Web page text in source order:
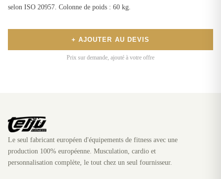
selon ISO 20957. Colonne de poids : 60 kg.
+ AJOUTER AU DEVIS
Prix sur demande, ajouté à votre offre
Le seul fabricant européen d'équipements de fitness avec une
production 100% européenne. Musculation, cardio et
personnalisation complète, le tout chez un seul fournisseur.